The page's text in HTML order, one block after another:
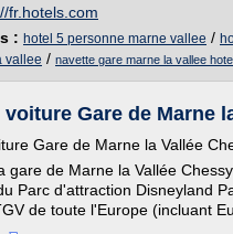
fr.hotels.com
: hotel 5 personne marne vallee /
vallee / navette gare marne la vallee
Gare de Marne
Gare de Marne la Vallée
gare de Marne la Vallée
Parc d'attraction Disneyland
de toute l'Europe (incluant